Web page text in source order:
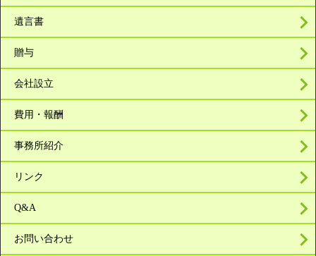
遺言書
贈与
会社設立
費用・報酬
事務所紹介
リンク
Q&A
お問い合わせ